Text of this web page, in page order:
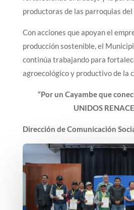
productoras de las parroquias del
Con acciones que apoyan el
producción sostenible, el
continúa trabajando para
agroecológico y productivo de la
“Por un Cayambe que
UNIDOS
Dirección de Comunicación